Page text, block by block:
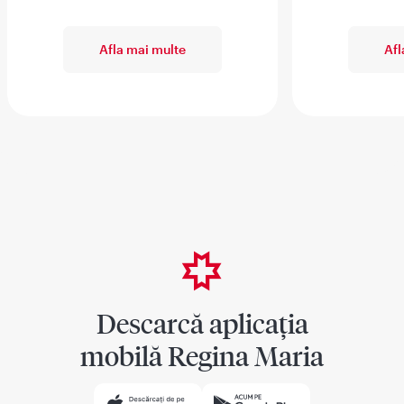
Afla mai multe
Descarcă aplicația
mobilă Regina Maria